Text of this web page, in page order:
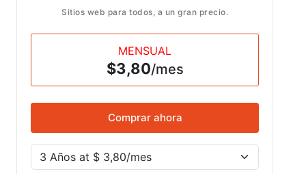
Sitios web para todos, a un gran precio.
MENSUAL
$3,80/mes
Comprar ahora